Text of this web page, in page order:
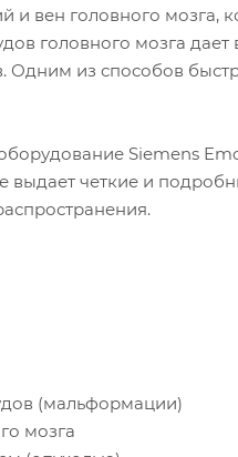
и вен головного мозга,
головного мозга
Одним из способов
Siemens
выдает четкие и
(мальформации)
мозга